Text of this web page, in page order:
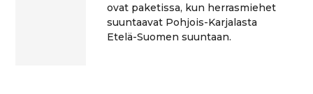
ovat paketissa, kun herrasmiehet
suuntaavat Pohjois-Karjalasta
Etelä-Suomen suuntaan.